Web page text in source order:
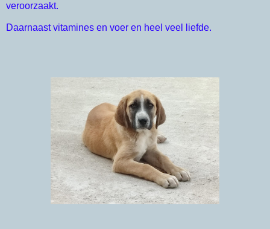
veroorzaakt.
Daarnaast vitamines en voer en heel veel liefde.